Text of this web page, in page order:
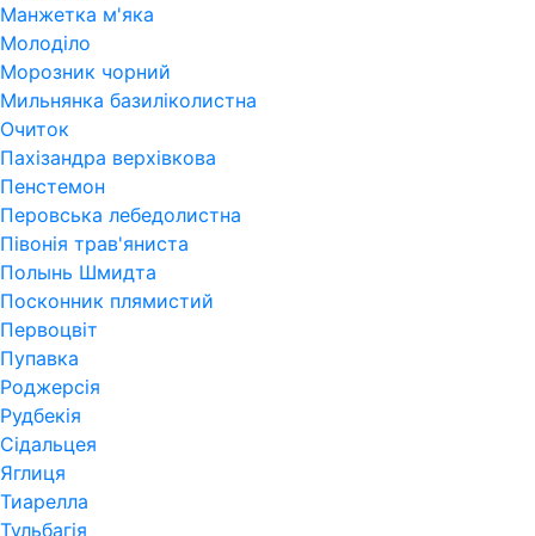
Манжетка м'яка
Молоділо
Морозник чорний
Мильнянка базиліколистна
Очиток
Пахізандра верхівкова
Пенстемон
Перовська лебедолистна
Півонія трав'яниста
Полынь Шмидта
Посконник плямистий
Первоцвіт
Пупавка
Роджерсія
Рудбекія
Сідальцея
Яглиця
Тиарелла
Тульбагія